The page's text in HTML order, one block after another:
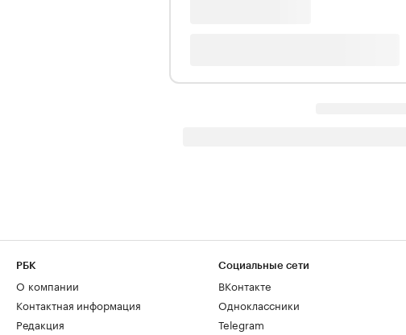
РБК
О компании
Контактная информация
Редакция
Социальные сети
ВКонтакте
Одноклассники
Telegram